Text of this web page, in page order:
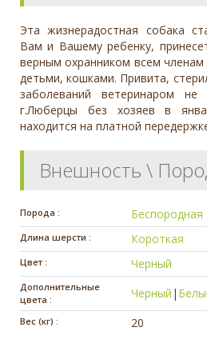
Эта жизнерадостная собака
Вам и Вашему ребенку,
верным охранником всем
детьми, кошками. Привита,
заболеваний ветеринаром
г.Люберцы без хозяев в
находится на платной
Внешность \
Порода : Беспородная
Длина шерсти : Короткая
Цвет : Черный
Дополнительные
цвета :
Черный |
Вес (кг) : 20